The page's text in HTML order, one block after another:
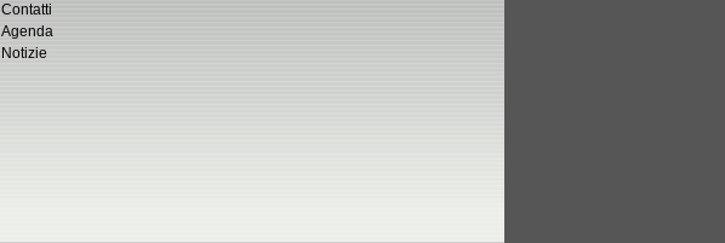
Contatti
Agenda
Notizie